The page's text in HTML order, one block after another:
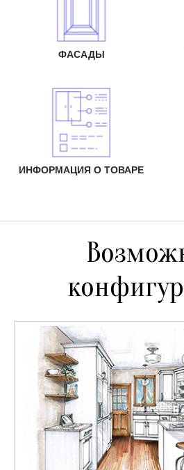
ФАСАДЫ
ИНФОРМАЦИЯ О ТОВАРЕ